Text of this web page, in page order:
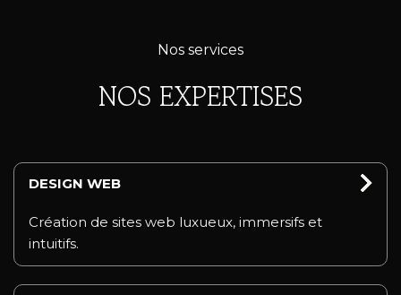
Nos services
NOS EXPERTISES
DESIGN WEB
Création de sites web luxueux, immersifs et
intuitifs.